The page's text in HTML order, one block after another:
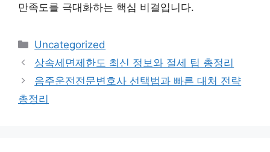
만족도를 극대화하는 핵심 비결입니다.
Categories
Uncategorized
상속세면제한도 최신 정보와 절세 팁 총정리
음주운전전문변호사 선택법과 빠른 대처 전략
총정리